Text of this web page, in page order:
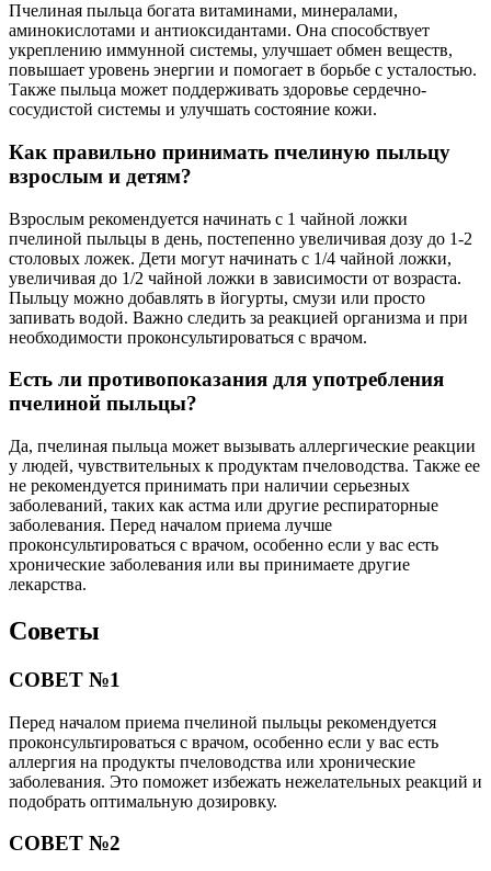
Пчелиная пыльца богата витаминами, минералами,
аминокислотами и антиоксидантами. Она способствует
укреплению иммунной системы, улучшает обмен веществ,
повышает уровень энергии и помогает в борьбе с усталостью.
Также пыльца может поддерживать здоровье сердечно-
сосудистой системы и улучшать состояние кожи.
Как правильно принимать пчелиную пыльцу
взрослым и детям?
Взрослым рекомендуется начинать с 1 чайной ложки
пчелиной пыльцы в день, постепенно увеличивая дозу до 1-2
столовых ложек. Дети могут начинать с 1/4 чайной ложки,
увеличивая до 1/2 чайной ложки в зависимости от возраста.
Пыльцу можно добавлять в йогурты, смузи или просто
запивать водой. Важно следить за реакцией организма и при
необходимости проконсультироваться с врачом.
Есть ли противопоказания для употребления
пчелиной пыльцы?
Да, пчелиная пыльца может вызывать аллергические реакции
у людей, чувствительных к продуктам пчеловодства. Также ее
не рекомендуется принимать при наличии серьезных
заболеваний, таких как астма или другие респираторные
заболевания. Перед началом приема лучше
проконсультироваться с врачом, особенно если у вас есть
хронические заболевания или вы принимаете другие
лекарства.
Советы
СОВЕТ №1
Перед началом приема пчелиной пыльцы рекомендуется
проконсультироваться с врачом, особенно если у вас есть
аллергия на продукты пчеловодства или хронические
заболевания. Это поможет избежать нежелательных реакций и
подобрать оптимальную дозировку.
СОВЕТ №2